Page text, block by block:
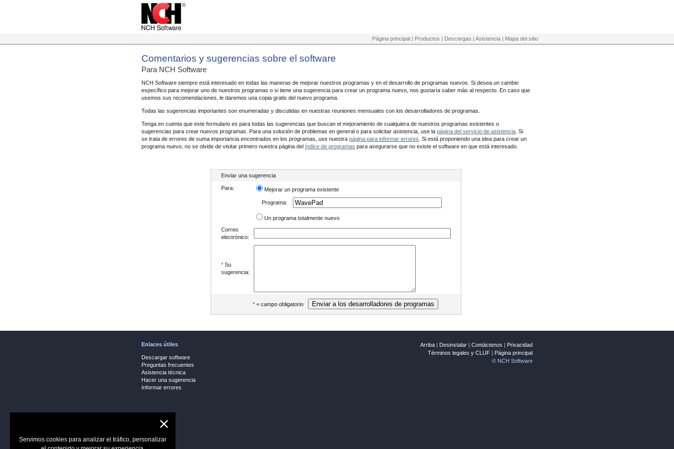
Página principal | Productos | Descargas | Asistencia | Mapa del sitio
Comentarios y sugerencias sobre el software
Para NCH Software
NCH Software siempre está interesado en todas las maneras de mejorar nuestros programas y en el desarrollo de programas nuevos. Si desea un cambio
específico para mejorar uno de nuestros programas o si tiene una sugerencia para crear un programa nuevo, nos gustaría saber más al respecto. En caso que
usemos sus recomendaciones, le daremos una copia gratis del nuevo programa.
Todas las sugerencias importantes son enumeradas y discutidas en nuestras reuniones mensuales con los desarrolladores de programas.
Tenga en cuenta que este formulario es para todas las sugerencias que buscan el mejoramiento de cualquiera de nuestros programas existentes o
sugerencias para crear nuevos programas. Para una solución de problemas en general o para solicitar asistencia, use la página del servicio de asistencia . Si
se trata de errores de suma importancia encontrados en los programas, use nuestra página para informar errores . Si está proponiendo una idea para crear un
programa nuevo, no se olvide de visitar primero nuestra página del índice de programas para asegurarse que no existe el software en que está interesado.
Enviar una sugerencia
Para: Mejorar un programa existente
Programa:
Un programa totalmente nuevo
Correo
electrónico:
* Su
sugerencia:
*= campo obligatorio
Enlaces útiles
Descargar software
Preguntas frecuentes
Asistencia técnica
Hacer una sugerencia
Informar errores
Arriba | Desinstalar | Contáctenos | Privacidad
Términos legales y CLUF | Página principal
© NCH Software
Servimos cookies para analizar el tráfico, personalizar